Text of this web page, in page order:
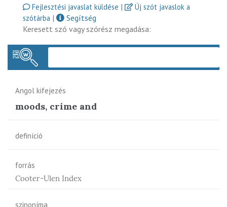
Fejlesztési javaslat küldése |
Új szót javaslok a
szótárba |
Segítség
Keresett szó vagy szórész megadása:
Angol kifejezés
moods, crime and
definíció
forrás
Cooter-Ulen Index
szinoníma